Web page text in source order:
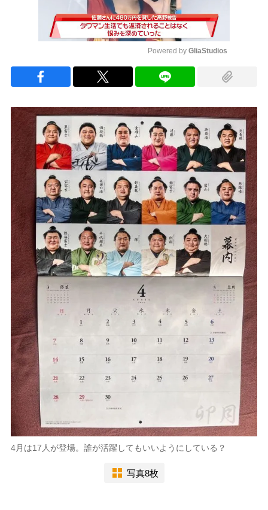
Powered by GliaStudios
4月は17人が登場。誰が活躍してもいいようにしている？
写真8枚